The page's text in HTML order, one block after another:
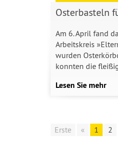
Osterbasteln
Am 6. April fand
Arbeitskreis
wurden
konnten die
Lesen Sie mehr
Erste « 1 2